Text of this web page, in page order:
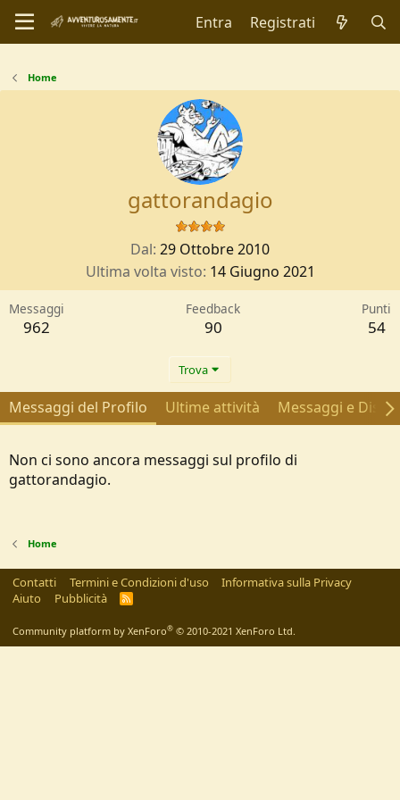
Entra Registrati
Home
gattorandagio
Dal 29 Ottobre 2010
Ultima volta visto 14 Giugno 2021
Messaggi
962
Feedback
90
Punti
54
Trova
Messaggi del Profilo Ultime attività Messaggi e
Non ci sono ancora messaggi sul profilo di
gattorandagio.
Home
Contatti Termini e Condizioni d'uso
Informativa sulla Privacy
Aiuto
Pubblicità
R
Community platform by XenForo® © 2010-2021 XenForo Ltd.